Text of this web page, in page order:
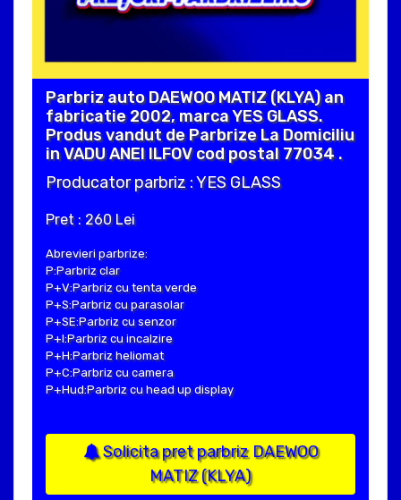
Parbriz auto DAEWOO MATIZ (KLYA) an
fabricatie 2002, marca YES GLASS.
Produs vandut de Parbrize La Domiciliu
in VADU ANEI ILFOV cod postal 77034 .
Producator parbriz : YES GLASS
Pret : 260 Lei
Abrevieri parbrize:
P:Parbriz clar
P+V:Parbriz cu tenta verde
P+S:Parbriz cu parasolar
P+SE:Parbriz cu senzor
P+I:Parbriz cu incalzire
P+H:Parbriz heliomat
P+C:Parbriz cu camera
P+Hud:Parbriz cu head up display
Solicita pret parbriz DAEWOO
MATIZ (KLYA)